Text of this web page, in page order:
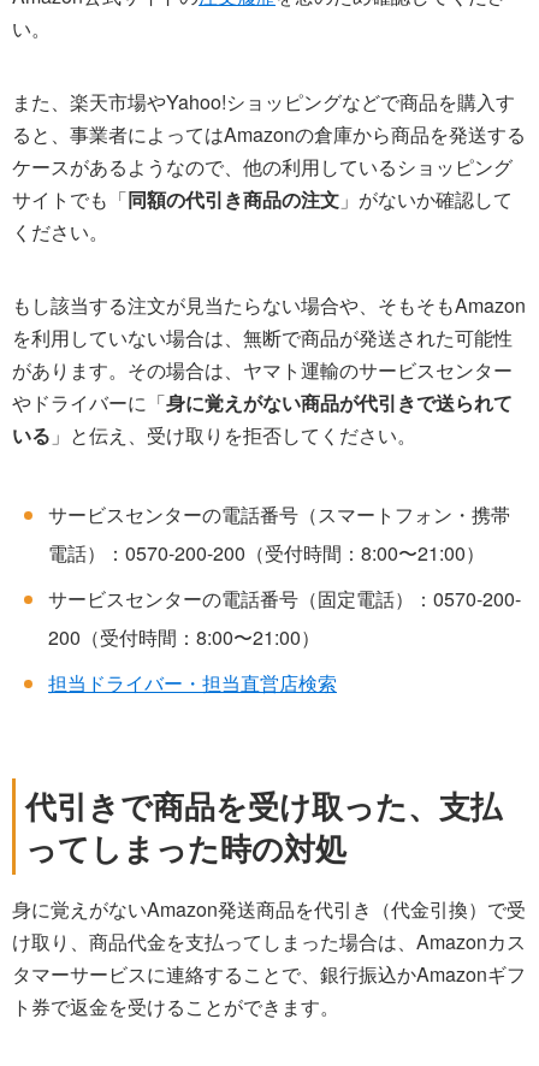
い。
また、楽天市場やYahoo!ショッピングなどで商品を購入す
ると、事業者によってはAmazonの倉庫から商品を発送する
ケースがあるようなので、他の利用しているショッピング
サイトでも「同額の代引き商品の注文 」がないか確認して
ください。
もし該当する注文が見当たらない場合や、そもそもAmazon
を利用していない場合は、無断で商品が発送された可能性
があります。その場合は、ヤマト運輸のサービスセンター
やドライバーに「身に覚えがない商品が代引きで送られて
いる 」と伝え、受け取りを拒否してください。
サービスセンターの電話番号（スマートフォン・携帯
電話）：0570-200-200（受付時間：8:00〜21:00）
サービスセンターの電話番号（固定電話）：0570-200-
200（受付時間：8:00〜21:00）
担当ドライバー・担当直営店検索
代引きで商品を受け取った、支払
ってしまった時の対処
身に覚えがないAmazon発送商品を代引き（代金引換）で受
け取り、商品代金を支払ってしまった場合は、Amazonカス
タマーサービスに連絡することで、銀行振込かAmazonギフ
ト券で返金を受けることができます。